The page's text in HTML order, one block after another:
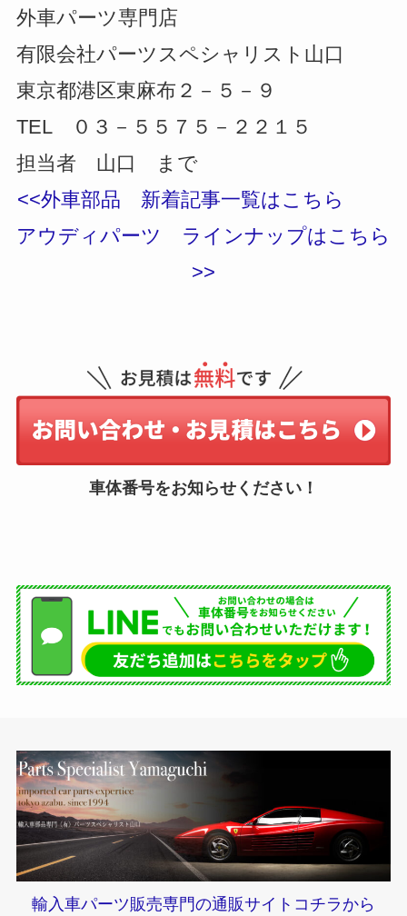
外車パーツ専門店
有限会社パーツスペシャリスト山口
東京都港区東麻布２－５－９
TEL ０３－５５７５－２２１５
担当者 山口 まで
<<外車部品 新着記事一覧はこちら
アウディパーツ ラインナップはこちら
>>
車体番号をお知らせください！
輸入車パーツ販売専門の通販サイトコチラから